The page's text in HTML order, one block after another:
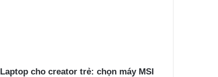
Laptop cho creator trẻ: chọn máy MSI